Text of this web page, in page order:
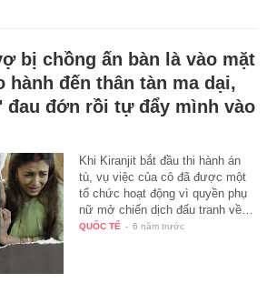
bị chồng ấn bàn là vào mặt
hành đến thân tàn ma dại,
đau đớn rồi tự đẩy mình vào
Khi Kiranjit bắt đầu thi hành án
tù, vụ việc của cô đã được một
tổ chức hoạt động vì quyền phụ
nữ mở chiến dịch đấu tranh về…
QUỐC TẾ - 6 năm trước